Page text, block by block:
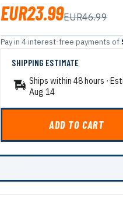
EUR23.99EUR46.99
Pay in 4 interest-free payments of
SHIPPING ESTIMATE
Ships within 48 hours ·
Aug 14
ADD TO CART